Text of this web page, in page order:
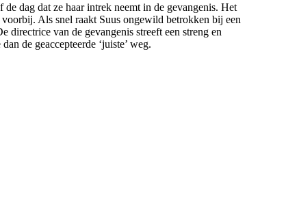
dag dat ze haar intrek neemt in de gevangenis. Het
Als snel raakt Suus ongewild betrokken bij een
directrice van de gevangenis streeft een streng en
de geaccepteerde ‘juiste’ weg.